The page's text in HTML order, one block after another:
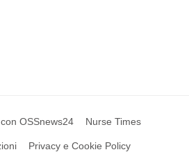
OSSnews24 Nurse Times
Privacy e Cookie Policy